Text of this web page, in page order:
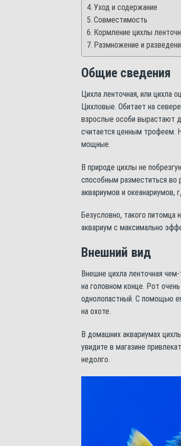
Уход и содержание
Совместимость
Кормление цихлы
Размножение и
Общие сведения
Цихла ленточная, или цихла
Цихловые. Обитает на
взрослые особи вырастают
считается ценным трофеем.
мощные.
В природе цихлы не
способным разместиться во
аквариумов и океанариумов,
Безусловно, такого
аквариум с максимально
Внешний вид
Внешне цихла ленточная
на головном конце. Рот
однолопастный. С помощью
на охоте.
В домашних аквариумах
увидите в магазине
недолго.